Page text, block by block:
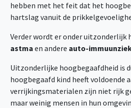
hebben met het feit dat het
hartslag vanuit de
Verder wordt er onder uitzonderlijk
astma en andere auto-
Uitzonderlijke hoogbegaafdheid is
hoogbegaafd kind heeft voldoende
verrijkingsmaterialen zijn niet rijk
maar weinig mensen in hun